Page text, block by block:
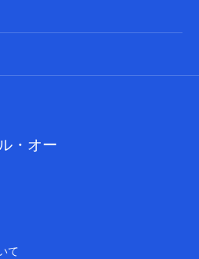
・オー
て